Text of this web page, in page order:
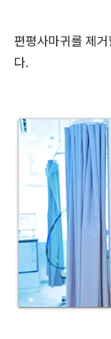
편평사마귀를 제
다.